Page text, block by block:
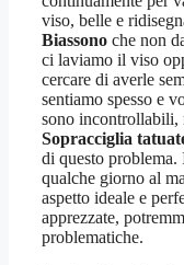
viso, belle e
Biassono che non
ci laviamo il viso
cercare di averle
sentiamo spesso e
sono incontrollabili,
Sopracciglia
di questo problema.
qualche giorno al
aspetto ideale e
apprezzate,
problematiche.